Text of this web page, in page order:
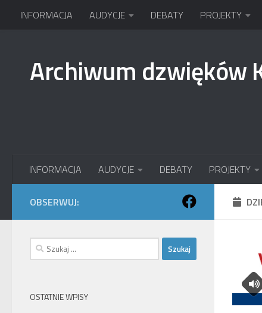
Przejdź do treści
INFORMACJA AUDYCJE DEBATY PROJEKTY
Archiwum dzwięków
INFORMACJA AUDYCJE DEBATY PROJEKTY
OBSERWUJ:
Szukaj:
OSTATNIE WPISY